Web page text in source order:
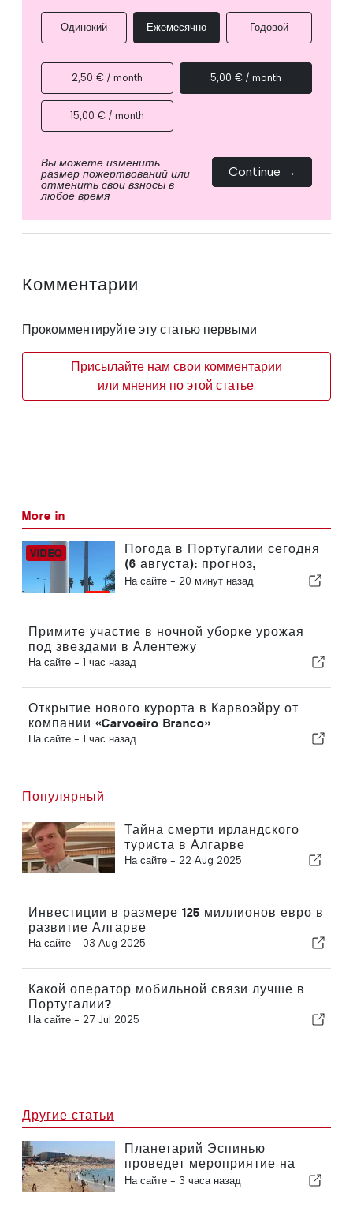
Одинокий Ежемесячно Годовой
2,50 € / month 5,00 € / month
15,00 € / month
Вы можете изменить
размер пожертвований или
отменить свои взносы в
любое время
Continue →
Комментарии
Прокомментируйте эту статью первыми
Присылайте нам свои комментарии
или мнения по этой статье.
More in
Погода в Португалии сегодня
(6 августа): прогноз,
температура и что ожидать
На сайте - 20 минут назад
Примите участие в ночной уборке урожая
под звездами в Алентежу
На сайте - 1 час назад
Открытие нового курорта в Карвоэйру от
компании «Carvoeiro Branco»
На сайте - 1 час назад
Популярный
Тайна смерти ирландского
туриста в Алгарве
На сайте - 22 Aug 2025
Инвестиции в размере 125 миллионов евро в
развитие Алгарве
На сайте - 03 Aug 2025
Какой оператор мобильной связи лучше в
Португалии?
На сайте - 27 Jul 2025
Другие статьи
Планетарий Эспинью
проведет мероприятие на
пляже Прайя-да-Байя во
На сайте - 3 часа назад